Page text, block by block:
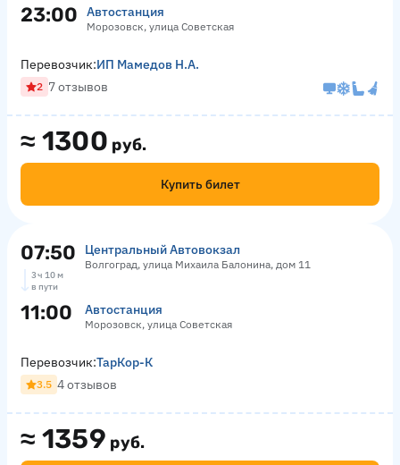
23:00 Автостанция
Морозовск, улица Советская
≈ 1300 руб.
Купить билет
Перевозчик:ИП Мамедов Н.А.
2 7 отзывов
07:50 Центральный Автовокзал
Волгоград, улица Михаила Балонина, дом 11
3 ч 10 м
в пути
11:00 Автостанция
Морозовск, улица Советская
≈ 1359 руб.
Перевозчик:ТарКор-К
3.5 4 отзывов